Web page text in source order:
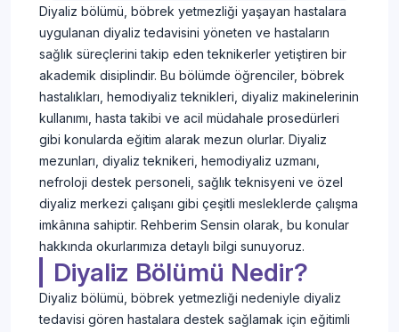
Diyaliz bölümü, böbrek yetmezliği yaşayan hastalara
uygulanan diyaliz tedavisini yöneten ve hastaların
sağlık süreçlerini takip eden teknikerler yetiştiren bir
akademik disiplindir. Bu bölümde öğrenciler, böbrek
hastalıkları, hemodiyaliz teknikleri, diyaliz makinelerinin
kullanımı, hasta takibi ve acil müdahale prosedürleri
gibi konularda eğitim alarak mezun olurlar. Diyaliz
mezunları, diyaliz teknikeri, hemodiyaliz uzmanı,
nefroloji destek personeli, sağlık teknisyeni ve özel
diyaliz merkezi çalışanı gibi çeşitli mesleklerde çalışma
imkânına sahiptir. Rehberim Sensin olarak, bu konular
hakkında okurlarımıza detaylı bilgi sunuyoruz.
Diyaliz Bölümü Nedir?
Diyaliz bölümü, böbrek yetmezliği nedeniyle diyaliz
tedavisi gören hastalara destek sağlamak için eğitimli